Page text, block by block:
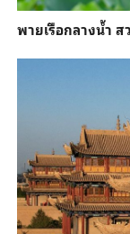
พายเรือกลางน้ำ